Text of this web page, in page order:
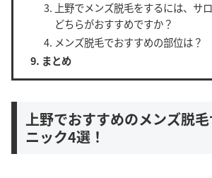
上野でメンズ脱毛をするには、サ
どちらがおすすめですか？
メンズ脱毛でおすすめの部位は？
まとめ
上野でおすすめのメンズ脱
ニック4選！